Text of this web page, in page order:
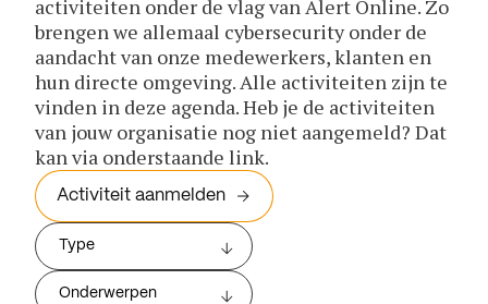
activiteiten onder de vlag van Alert Online. Zo
brengen we allemaal cybersecurity onder de
aandacht van onze medewerkers, klanten en
hun directe omgeving. Alle activiteiten zijn te
vinden in deze agenda. Heb je de activiteiten
van jouw organisatie nog niet aangemeld? Dat
kan via onderstaande link.
Activiteit aanmelden
Type
Onderwerpen